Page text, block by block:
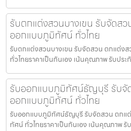
รับตกแต่งสวนบางเขน รับจัดส
ออกแบบภูมิทัศน์ ทั่วไทย
รับตกแต่งสวนบางเขน รับจัดสวน ตกแต่
ทั่วไทยราคาเป็นกันเอง เน้นคุณภาพ รับปร
รับออกแบบภูมิทัศน์ธัญบุรี รับจั
ออกแบบภูมิทัศน์ ทั่วไทย
รับออกแบบภูมิทัศน์ธัญบุรี รับจัดสวน ตกแ
ทัศน์ ทั่วไทยราคาเป็นกันเอง เน้นคุณภาพ รั